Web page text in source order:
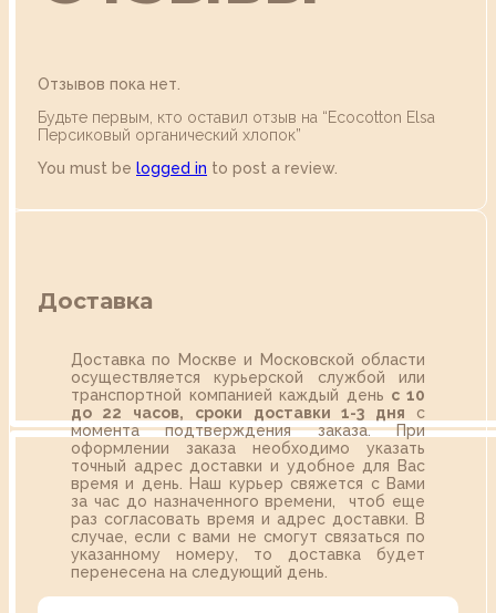
Отзывов пока нет.
Будьте первым, кто оставил отзыв на “Ecocotton Elsa
Персиковый органический хлопок”
You must be logged in to post a review.
Доставка
Доставка по Москве и Московской области
осуществляется курьерской службой или
транспортной компанией каждый день с 10
до 22 часов,
сроки доставки 1-3 дня с
момента подтверждения заказа. При
оформлении заказа необходимо указать
точный адрес доставки и удобное для Вас
время и день. Наш курьер свяжется с Вами
за час до назначенного времени, чтоб еще
раз согласовать время и адрес доставки. В
случае, если с вами не смогут связаться по
указанному номеру, то доставка будет
перенесена на следующий день.